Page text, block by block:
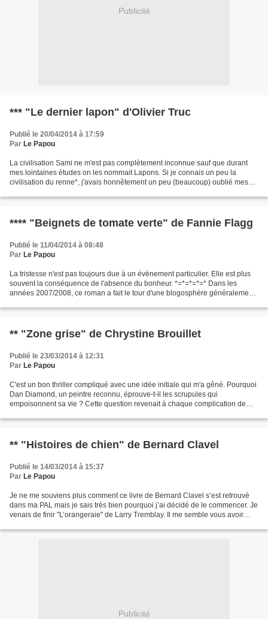
Publicité
*** "Le dernier lapon" d'Olivier Truc
Publié le 20/04/2014 à 17:59
Par Le Papou
La civilisation Sami ne m'est pas complètement inconnue sauf que durant
mes lointaines études on les nommait Lapons. Si je connais un peu la
civilisation du renne*, j'avais honnêtement un peu (beaucoup) oublié mes
**** "Beignets de tomate verte" de Fannie Flagg
Publié le 11/04/2014 à 08:48
Par Le Papou
La tristesse n'est pas toujours due à un évènement particulier. Elle est plus
souvent la conséquence de l'absence du bonheur. *=*=*=*=* Dans les
années 2007/2008, ce roman a fait le tour d'une blogosphère généralement
** "Zone grise" de Chrystine Brouillet
Publié le 23/03/2014 à 12:31
Par Le Papou
C'est un bon thriller compliqué avec une idée initiale qui m'a gêné. Pourquoi
Dan Diamond, un peintre reconnu, éprouve-t-il les scrupules qui
empoisonnent sa vie ? Cette question revenait à chaque complication de
** "Histoires de chien" de Bernard Clavel
Publié le 14/03/2014 à 15:37
Par Le Papou
Je ne me souviens plus comment ce livre de Bernard Clavel s’est retrouvé
dans ma PAL mais je sais très bien pourquoi j’ai décidé de le commencer. Je
venais de finir "L’orangeraie" de Larry Tremblay. Il me semble vous avoir
Publicité